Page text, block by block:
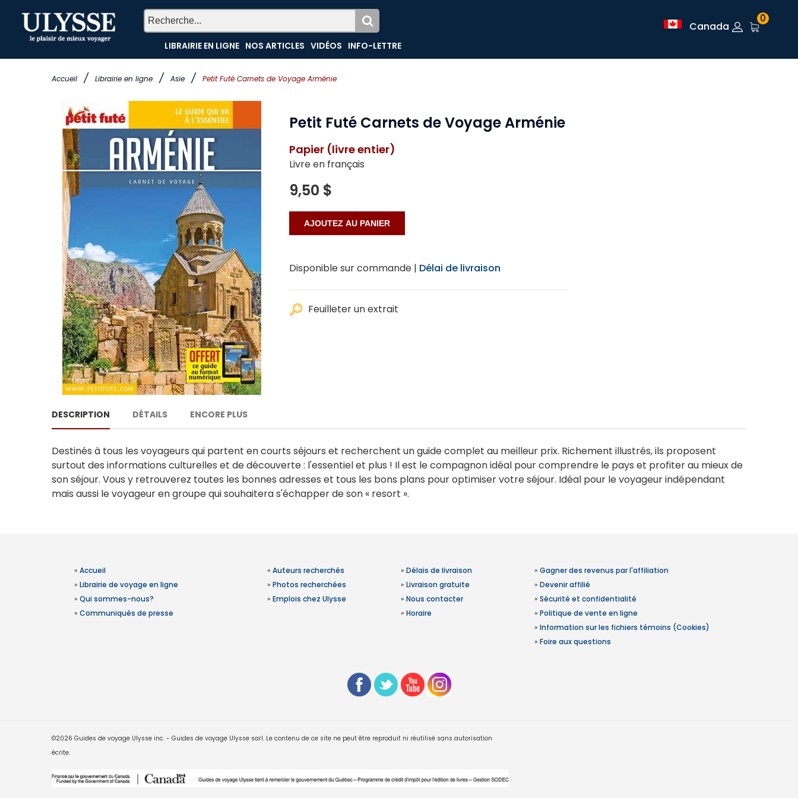
Accueil / Librairie en ligne / Asie / Petit Futé Carnets de Voyage Arménie
LIBRAIRIE EN LIGNE NOS ARTICLES VIDÉOS INFO-LETTRE
Canada
0
Petit Futé Carnets de Voyage Arménie
Papier (livre entier)
Livre en français
9,50 $
Disponible sur commande | Délai de livraison
Feuilleter un extrait
DESCRIPTION DÉTAILS ENCORE PLUS
Destinés à tous les voyageurs qui partent en courts séjours et recherchent un guide complet au meilleur prix. Richement illustrés, ils proposent
surtout des informations culturelles et de découverte : l'essentiel et plus ! Il est le compagnon idéal pour comprendre le pays et profiter au mieux de
son séjour. Vous y retrouverez toutes les bonnes adresses et tous les bons plans pour optimiser votre séjour. Idéal pour le voyageur indépendant
mais aussi le voyageur en groupe qui souhaitera s'échapper de son « resort ».
» Accueil
» Librairie de voyage en ligne
» Qui sommes-nous?
» Communiqués de presse
» Auteurs recherchés
» Photos recherchées
» Emplois chez Ulysse
» Délais de livraison
» Livraison gratuite
» Nous contacter
» Horaire
» Gagner des revenus par l'affiliation
» Devenir affilié
» Sécurité et confidentialité
» Politique de vente en ligne
» Information sur les fichiers témoins (Cookies)
» Foire aux questions
©2026 Guides de voyage Ulysse inc. - Guides de voyage Ulysse sarl. Le contenu de ce site ne peut être reproduit ni réutilisé sans autorisation
écrite.